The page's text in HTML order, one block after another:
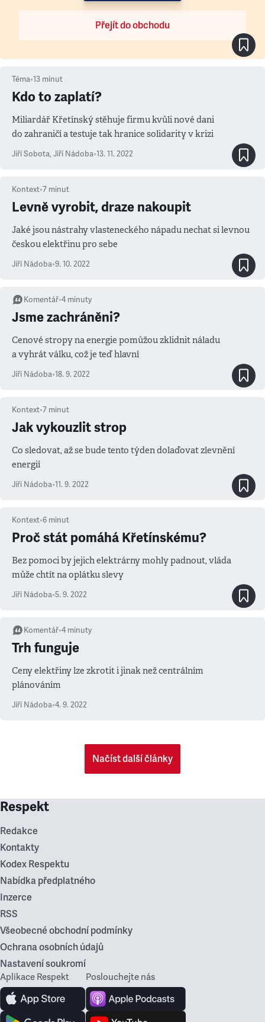
Přejít do obchodu
Téma•13 minut
Kdo to zaplatí?
Miliardář Křetínský stěhuje firmu kvůli nové dani
do zahraničí a testuje tak hranice solidarity v krizi
Jiří Sobota, Jiří Nádoba•13. 11. 2022
Kontext•7 minut
Levně vyrobit, draze nakoupit
Jaké jsou nástrahy vlasteneckého nápadu nechat si levnou
českou elektřinu pro sebe
Jiří Nádoba•9. 10. 2022
Komentář•4 minuty
Jsme zachráněni?
Cenové stropy na energie pomůžou zklidnit náladu
a vyhrát válku, což je teď hlavní
Jiří Nádoba•18. 9. 2022
Kontext•7 minut
Jak vykouzlit strop
Co sledovat, až se bude tento týden dolaďovat zlevnění
energií
Jiří Nádoba•11. 9. 2022
Kontext•6 minut
Proč stát pomáhá Křetínskému?
Bez pomoci by jejich elektrárny mohly padnout, vláda
může chtít na oplátku slevy
Jiří Nádoba•5. 9. 2022
Komentář•4 minuty
Trh funguje
Ceny elektřiny lze zkrotit i jinak než centrálním
plánováním
Jiří Nádoba•4. 9. 2022
Načíst další články
Respekt
Redakce
Kontakty
Kodex Respektu
Nabídka předplatného
Inzerce
RSS
Všeobecné obchodní podmínky
Ochrana osobních údajů
Nastavení soukromí
Aplikace Respekt Poslouchejte nás